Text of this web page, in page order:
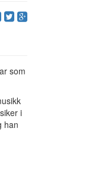
som
i
han